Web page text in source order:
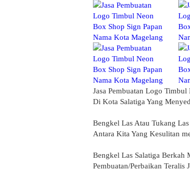
Jasa Pembuatan Logo
Di Kota Salatiga Yang
Bengkel Las Atau Tukang
Antara Kita Yang Kesulitan
Bengkel Las Salatiga Berkah
Pembuatan/Perbaikan Teralis